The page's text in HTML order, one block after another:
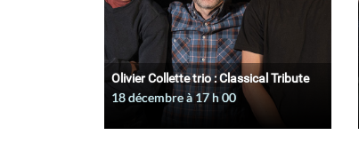
Olivier Collette trio : Classical Tribute
18 décembre à 17 h 00